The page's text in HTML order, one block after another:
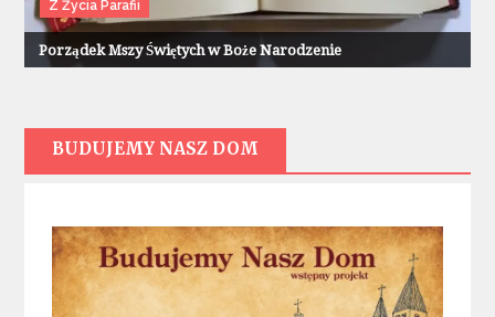
Z Życia Parafii
Porządek Mszy Świętych w Boże Narodzenie
BUDUJEMY NASZ DOM